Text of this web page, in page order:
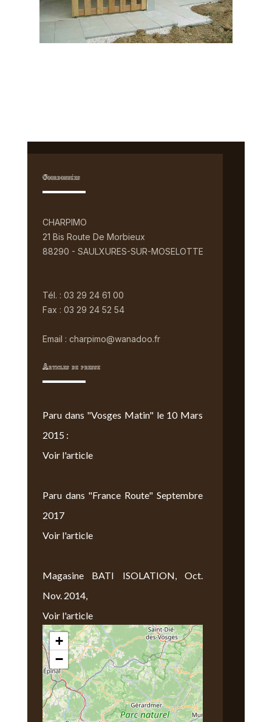
Coordonnées
CHARPIMO
21 Bis Route De Morbieux
88290 - SAULXURES-SUR-MOSELOTTE
Tél. : 03 29 24 61 00
Fax : 03 29 24 52 54
Email : charpimo@wanadoo.fr
Articles de presse
Paru dans "Vosges Matin" le 10 Mars
2015 :
Voir l'article
Paru dans "France Route" Septembre
2017
Voir l'article
Magasine BATI ISOLATION, Oct.
Nov. 2014,
Voir l'article
Nous Trouver
+
−